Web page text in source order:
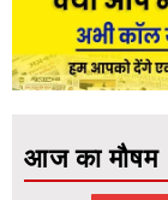
आज का मौषम